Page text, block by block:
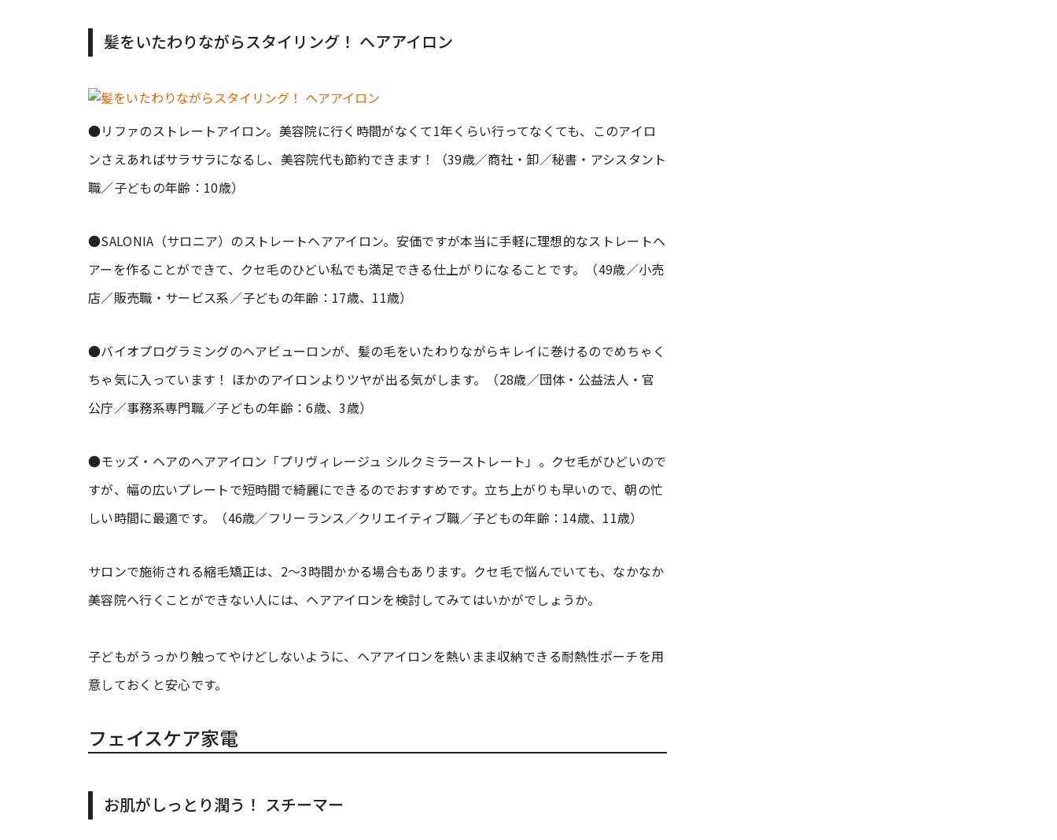
髪をいたわりながらスタイリング！ ヘアアイロン
●リファのストレートアイロン。美容院に行く時間がなくて1年くらい行ってなくても、このアイロ
ンさえあればサラサラになるし、美容院代も節約できます！（39歳／商社・卸／秘書・アシスタント
職／子どもの年齢：10歳）
●SALONIA（サロニア）のストレートヘアアイロン。安価ですが本当に手軽に理想的なストレートヘ
アーを作ることができて、クセ毛のひどい私でも満足できる仕上がりになることです。（49歳／小売
店／販売職・サービス系／子どもの年齢：17歳、11歳）
●バイオプログラミングのヘアビューロンが、髪の毛をいたわりながらキレイに巻けるのでめちゃく
ちゃ気に入っています！ ほかのアイロンよりツヤが出る気がします。（28歳／団体・公益法人・官
公庁／事務系専門職／子どもの年齢：6歳、3歳）
●モッズ・ヘアのヘアアイロン「プリヴィレージュ シルクミラーストレート」。クセ毛がひどいので
すが、幅の広いプレートで短時間で綺麗にできるのでおすすめです。立ち上がりも早いので、朝の忙
しい時間に最適です。（46歳／フリーランス／クリエイティブ職／子どもの年齢：14歳、11歳）
サロンで施術される縮毛矯正は、2～3時間かかる場合もあります。クセ毛で悩んでいても、なかなか
美容院へ行くことができない人には、ヘアアイロンを検討してみてはいかがでしょうか。
子どもがうっかり触ってやけどしないように、ヘアアイロンを熱いまま収納できる耐熱性ポーチを用
意しておくと安心です。
フェイスケア家電
お肌がしっとり潤う！ スチーマー